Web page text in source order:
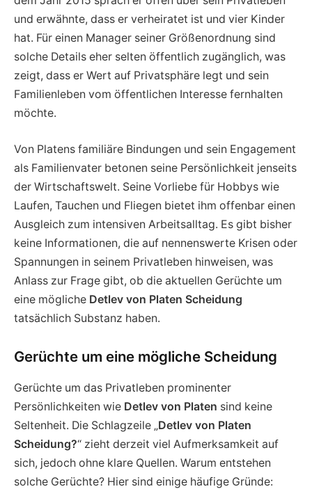
und erwähnte, dass er verheiratet ist und vier Kinder
hat. Für einen Manager seiner Größenordnung sind
solche Details eher selten öffentlich zugänglich, was
zeigt, dass er Wert auf Privatsphäre legt und sein
Familienleben vom öffentlichen Interesse fernhalten
möchte.
Von Platens familiäre Bindungen und sein Engagement
als Familienvater betonen seine Persönlichkeit jenseits
der Wirtschaftswelt. Seine Vorliebe für Hobbys wie
Laufen, Tauchen und Fliegen bietet ihm offenbar einen
Ausgleich zum intensiven Arbeitsalltag. Es gibt bisher
keine Informationen, die auf nennenswerte Krisen oder
Spannungen in seinem Privatleben hinweisen, was
Anlass zur Frage gibt, ob die aktuellen Gerüchte um
eine mögliche Detlev von Platen Scheidung
tatsächlich Substanz haben.
Gerüchte um eine mögliche Scheidung
Gerüchte um das Privatleben prominenter
Persönlichkeiten wie Detlev von Platen sind keine
Seltenheit. Die Schlagzeile „Detlev von Platen
Scheidung?“ zieht derzeit viel Aufmerksamkeit auf
sich, jedoch ohne klare Quellen. Warum entstehen
solche Gerüchte? Hier sind einige häufige Gründe: